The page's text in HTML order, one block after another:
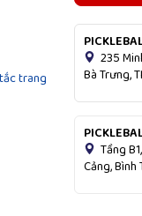
trang
235
Bà Trưng,
Tầng
Cảng, Bình